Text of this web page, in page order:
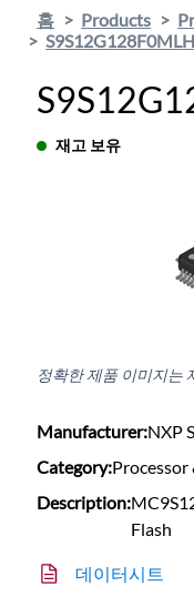
홈 Products
재고 보유
정확한 제품 이미지는
Manufacturer:NXP
Category:Processor
Description:
Flash
데이터시트